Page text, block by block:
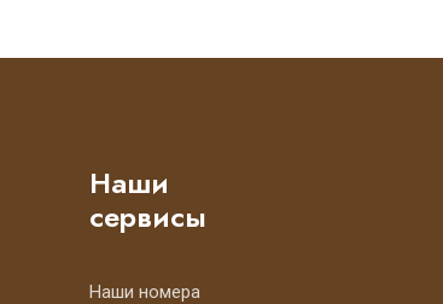
Наши
сервисы
Наши номера